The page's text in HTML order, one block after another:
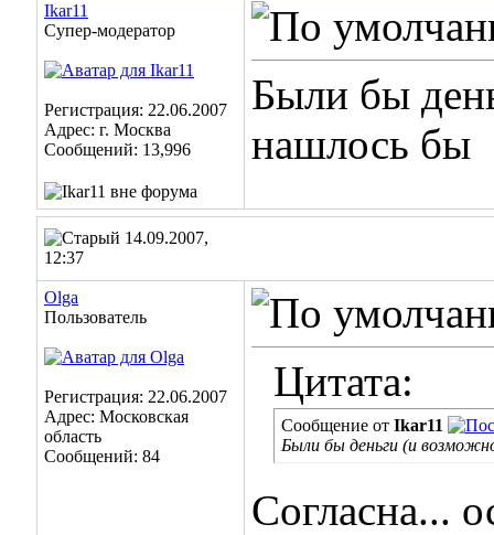
Ikar11
Супер-модератор
Регистрация: 22.06.2007
Адрес: г. Москва
Сообщений: 13,996
Были бы
нашлось бы
14.09.2007,
12:37
Olga
Пользователь
Регистрация: 22.06.2007
Адрес: Московская
область
Сообщений: 84
Цитата:
Сообщение от Ikar11
Были бы деньги (и
Cогласна...